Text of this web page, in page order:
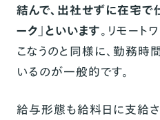
結んで、出社せずに在宅で
ーク」といいます。リモート
こなうのと同様に、勤務
いるのが一般的です。
給与形態も給料日に支給さ